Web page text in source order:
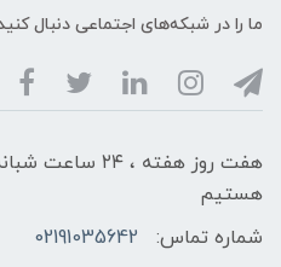
ما را در شبکه‌های اجتماعی دنبال
هفت روز هفته ،
هستیم
شماره تماس:
02191035642